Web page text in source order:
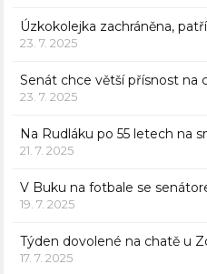
Úzkokolejka zachráněna,
23. 7. 2025
Senát chce větší přísnost na
23. 7. 2025
Na Rudláku po 55 letech na
21. 7. 2025
V Buku na fotbale se
19. 7. 2025
Týden dovolené na chatě u
17. 7. 2025